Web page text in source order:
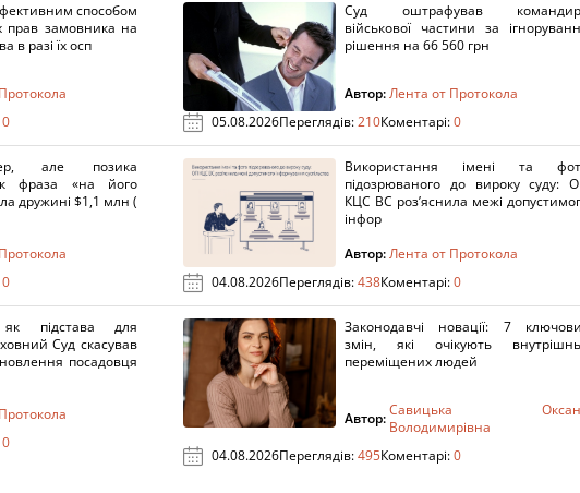
способом
прав замовника на
в разі їх осп
0
Суд оштрафував
військової частини за
рішення на 66 560 грн
Автор:Лента от Протокола
05.08.2026Переглядів:210Коментарі:0
але позика
фраза «на його
дружині $1,1 млн (
0
Використання імені та
підозрюваного до вироку суду:
КЦС ВС роз’яснила межі
інфор
Автор:Лента от Протокола
04.08.2026Переглядів:438Коментарі:0
підстава для
Суд скасував
посадовця
0
Законодавчі новації: 7
змін, які очікують
переміщених людей
Автор:Савицька
Володимирівна
04.08.2026Переглядів:495Коментарі:0